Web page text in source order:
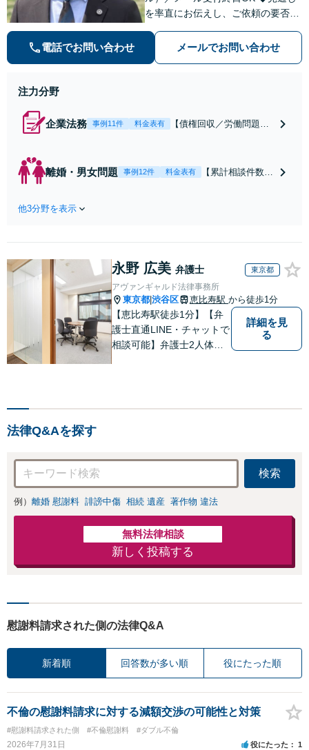
を率直にお伝えし、ご依頼の要否も
解決まで弁護士本人が一貫してスピ
ーディーに対応いたします。 ◆累計
電話でお問い合わせ メールでお問い合わせ
注力分野
企業法務 事例11件 料金表有
【債権回収／労働問題／
のトラブル・会社内のト
ラブルなど、事後の解決
離婚・男女問題 事例12件 料金表有
【累計相談件数20
ダーメイドの解決
様の話を丁寧にう
かがい、どんな不
安があるのか、何
を解決したいのか
を正確に読み取り
ます。【東京都在
住以外の方も対
他3分野を表示
永野 広美 弁護士 東京都
アヴァンギャルド法律事務所
東京都 渋谷区 恵比寿駅 から徒歩1分
【恵比寿駅徒歩1分】【弁
護士直通LINE・チャットで
相談可能】弁護士2人体制
詳細を見
る
法律Q&Aを探す
検索
例） 離婚 慰謝料 誹謗中傷 相続 遺産 著作物 違法
無料法律相談
新しく投稿する
慰謝料請求された側の法律Q&A
新着順 回答数が多い順 役にたった順
不倫の慰謝料請求に対する減額交渉の可能性と対策
#慰謝料請求された側 #不倫慰謝料 #ダブル不倫
2026年7月31日 役にたった 1